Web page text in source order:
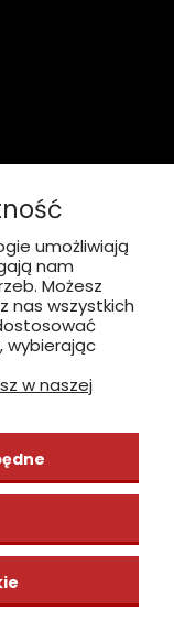
jak dojechać
umożliwiają
nam
Możesz
nas wszystkich
wybierając
w naszej